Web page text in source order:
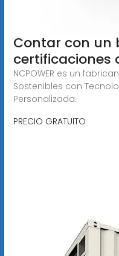
Contar con un
certificaciones
NCPOWER es un
Sostenibles con
Personalizada.
PRECIO GRATUITO